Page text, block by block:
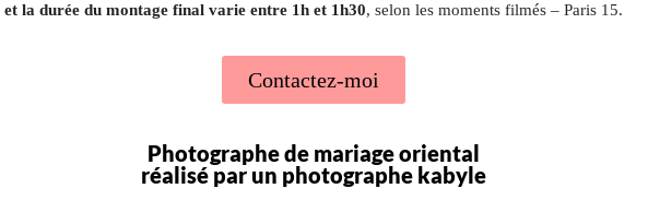
et la durée du montage final varie entre 1h et 1h30, selon les moments filmés – Paris 15.
Contactez-moi
Photographe de mariage oriental
réalisé par un photographe kabyle